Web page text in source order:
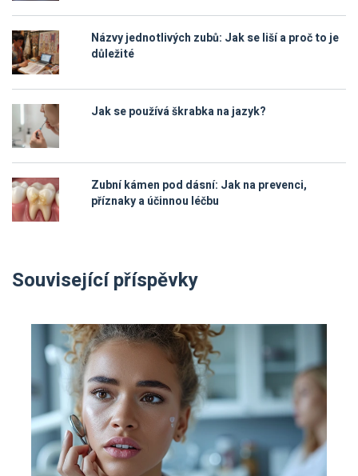
Názvy jednotlivých zubů: Jak se liší a proč to je
důležité
Jak se používá škrabka na jazyk?
Zubní kámen pod dásní: Jak na prevenci,
příznaky a účinnou léčbu
Související příspěvky